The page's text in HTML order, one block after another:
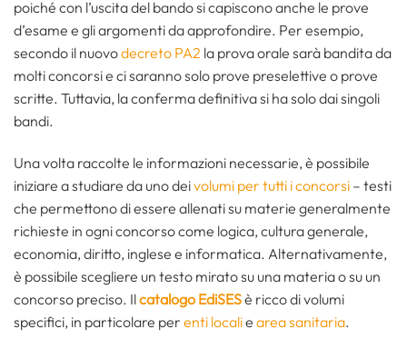
poiché con l’uscita del bando si capiscono anche le prove
d’esame e gli argomenti da approfondire. Per esempio,
secondo il nuovodecreto PA2 la prova orale sarà bandita da
molti concorsi e ci saranno solo prove preselettive o prove
scritte. Tuttavia, la conferma definitiva si ha solo dai singoli
bandi.
Una volta raccolte le informazioni necessarie, è possibile
iniziare a studiare da uno deivolumi per tutti i concorsi – testi
che permettono di essere allenati su materie generalmente
richieste in ogni concorso come logica, cultura generale,
economia, diritto, inglese e informatica. Alternativamente,
è possibile scegliere un testo mirato su una materia o su un
concorso preciso. Ilcatalogo EdiSESè ricco di volumi
specifici, in particolare per enti localie area sanitaria.